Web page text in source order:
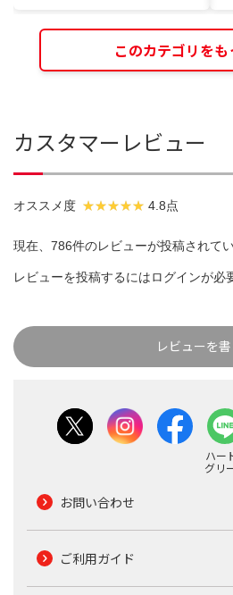
このカテゴリをも
カスタマーレビュー
オススメ度 4.8点
現在、786件のレビューが投稿されてい
レビューを投稿するにはログインが必
レビューを書
ハー
グリ
お問い合わせ
ご利用ガイド